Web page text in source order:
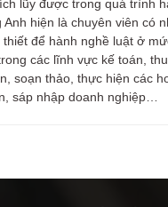
lũy được trong quá trình
hiện là chuyên viên có
để hành nghề luật ở
các lĩnh vực kế toán,
soạn thảo, thực hiện các
sáp nhập doanh nghiệp…